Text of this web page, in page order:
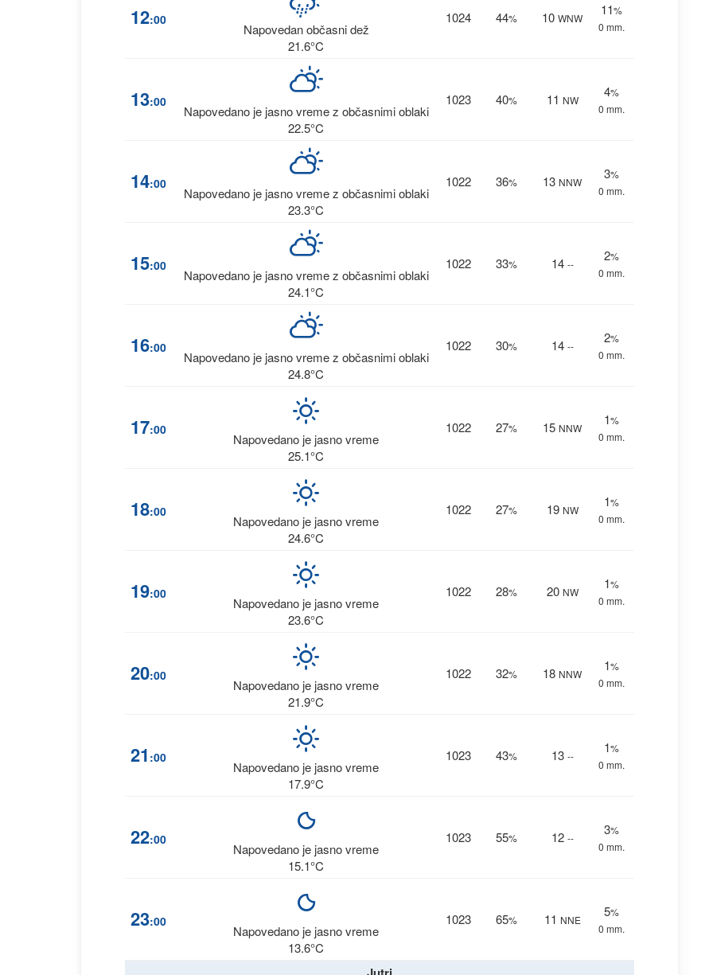
12:00
Napovedan občasni dež
21.6°C
1024 44% 10 WNW
11%
0 mm.
13:00
Napovedano je jasno vreme z občasnimi oblaki
22.5°C
1023 40% 11 NW
4%
0 mm.
14:00
Napovedano je jasno vreme z občasnimi oblaki
23.3°C
1022 36% 13 NNW
3%
0 mm.
15:00
Napovedano je jasno vreme z občasnimi oblaki
24.1°C
1022 33% 14 --
2%
0 mm.
16:00
Napovedano je jasno vreme z občasnimi oblaki
24.8°C
1022 30% 14 --
2%
0 mm.
17:00
Napovedano je jasno vreme
25.1°C
1022 27% 15 NNW
1%
0 mm.
18:00
Napovedano je jasno vreme
24.6°C
1022 27% 19 NW
1%
0 mm.
19:00
Napovedano je jasno vreme
23.6°C
1022 28% 20 NW
1%
0 mm.
20:00
Napovedano je jasno vreme
21.9°C
1022 32% 18 NNW
1%
0 mm.
21 :00
Napovedano je jasno vreme
17.9°C
1023 43% 13 --
1%
0 mm.
22:00
Napovedano je jasno vreme
15.1°C
1023 55% 12 --
3%
0 mm.
23:00
Napovedano je jasno vreme
13.6°C
1023 65% 11 NNE
5%
0 mm.